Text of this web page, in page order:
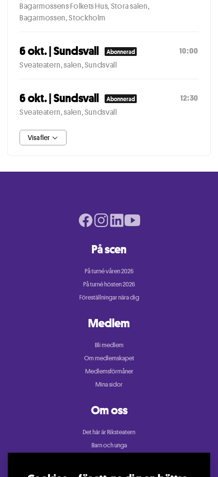
Bagarmossens Folkets Hus, Stora salen,
Bagarmossen, Stockholm
6 okt. | Sundsvall Abonnerad
Sveateatern, salen, Sundsvall
10:00
6 okt. | Sundsvall Abonnerad
Sveateatern, salen, Sundsvall
12:30
Visa fler
På scen
På turné våren 2026
På turné hösten 2026
Föreställningar nära dig
Medlem
Bli medlem
Om medlemskapet
Medlemsförmåner
Mina sidor
Om oss
Det här är Riksteatern
Barn och unga
Facebook page
Instagram page
LinkedIn pageYoutube page